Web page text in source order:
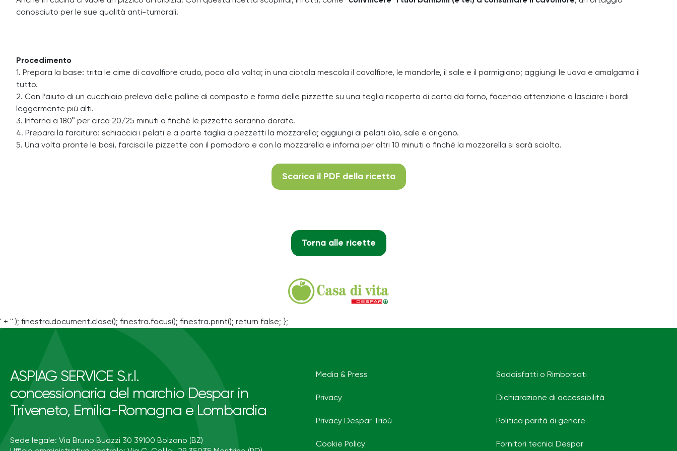
conosciuto per le sue qualità anti-tumorali.
Procedimento
1. Prepara la base: trita le cime di cavolfiore crudo, poco alla volta; in una ciotola mescola il cavolfiore, le mandorle, il sale e il parmigiano; aggiungi le uova e amalgama il
tutto.
2. Con l’aiuto di un cucchiaio preleva delle palline di composto e forma delle pizzette su una teglia ricoperta di carta da forno, facendo attenzione a lasciare i bordi
leggermente più alti.
3. Inforna a 180° per circa 20/25 minuti o finché le pizzette saranno dorate.
4. Prepara la farcitura: schiaccia i pelati e a parte taglia a pezzetti la mozzarella; aggiungi ai pelati olio, sale e origano.
5. Una volta pronte le basi, farcisci le pizzette con il pomodoro e con la mozzarella e inforna per altri 10 minuti o finché la mozzarella si sarà sciolta.
Scarica il PDF della ricetta
Torna alle ricette
' + '' ); finestra.document.close(); finestra.focus(); finestra.print(); return false; };
ASPIAG SERVICE S.r.l.
concessionaria del marchio Despar in
Triveneto, Emilia-Romagna e Lombardia
Sede legale: Via Bruno Buozzi 30 39100 Bolzano (BZ)
Media & Press
Privacy
Privacy Despar Tribù
Cookie Policy
Soddisfatti o Rimborsati
Dichiarazione di accessibilità
Politica parità di genere
Fornitori tecnici Despar